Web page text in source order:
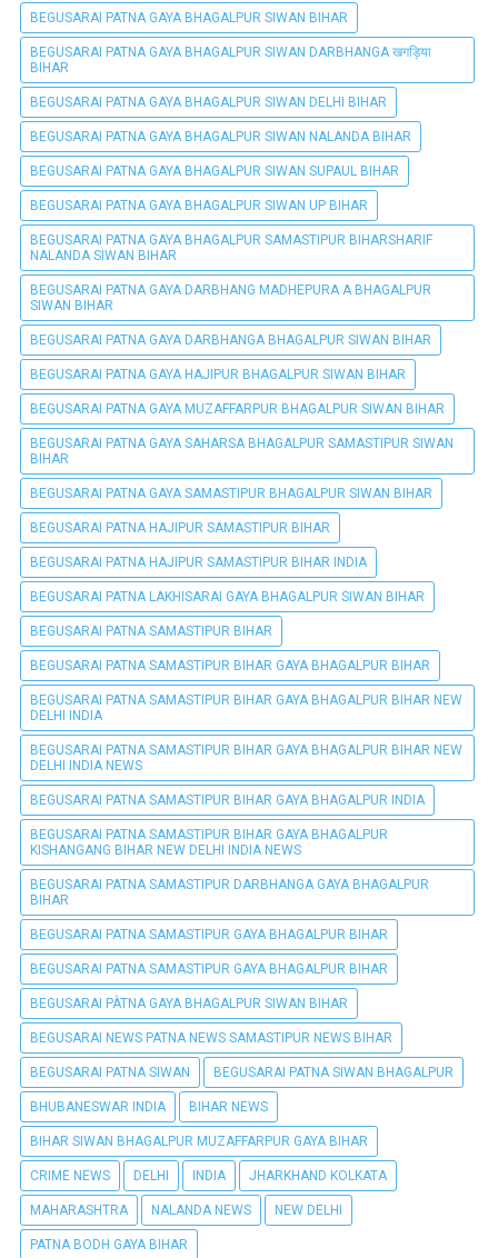
BEGUSARAI PATNA GAYA BHAGALPUR SIWAN BIHAR
BEGUSARAI PATNA GAYA BHAGALPUR SIWAN DARBHANGA खगड़िया
BIHAR
BEGUSARAI PATNA GAYA BHAGALPUR SIWAN DELHI BIHAR
BEGUSARAI PATNA GAYA BHAGALPUR SIWAN NALANDA BIHAR
BEGUSARAI PATNA GAYA BHAGALPUR SIWAN SUPAUL BIHAR
BEGUSARAI PATNA GAYA BHAGALPUR SIWAN UP BIHAR
BEGUSARAI PATNA GAYA BHAGALPUR SAMASTIPUR BIHARSHARIF
NALANDA SIWAN BIHAR
BEGUSARAI PATNA GAYA DARBHANG MADHEPURA A BHAGALPUR
SIWAN BIHAR
BEGUSARAI PATNA GAYA DARBHANGA BHAGALPUR SIWAN BIHAR
BEGUSARAI PATNA GAYA HAJIPUR BHAGALPUR SIWAN BIHAR
BEGUSARAI PATNA GAYA MUZAFFARPUR BHAGALPUR SIWAN BIHAR
BEGUSARAI PATNA GAYA SAHARSA BHAGALPUR SAMASTIPUR SIWAN
BIHAR
BEGUSARAI PATNA GAYA SAMASTIPUR BHAGALPUR SIWAN BIHAR
BEGUSARAI PATNA HAJIPUR SAMASTIPUR BIHAR
BEGUSARAI PATNA HAJIPUR SAMASTIPUR BIHAR INDIA
BEGUSARAI PATNA LAKHISARAI GAYA BHAGALPUR SIWAN BIHAR
BEGUSARAI PATNA SAMASTIPUR BIHAR
BEGUSARAI PATNA SAMASTIPUR BIHAR GAYA BHAGALPUR BIHAR
BEGUSARAI PATNA SAMASTIPUR BIHAR GAYA BHAGALPUR BIHAR NEW
DELHI INDIA
BEGUSARAI PATNA SAMASTIPUR BIHAR GAYA BHAGALPUR BIHAR NEW
DELHI INDIA NEWS
BEGUSARAI PATNA SAMASTIPUR BIHAR GAYA BHAGALPUR INDIA
BEGUSARAI PATNA SAMASTIPUR BIHAR GAYA BHAGALPUR
KISHANGANG BIHAR NEW DELHI INDIA NEWS
BEGUSARAI PATNA SAMASTIPUR DARBHANGA GAYA BHAGALPUR
BIHAR
BEGUSARAI PATNA SAMASTIPUR GAYA BHAGALPUR BIHAR
BEGUSARAI PATNA SAMASTIPUR GAYA BHAGALPUR BIHAR
BEGUSARAI PÀTNA GAYA BHAGALPUR SIWAN BIHAR
BEGUSARAI NEWS PATNA NEWS SAMASTIPUR NEWS BIHAR
BEGUSARAI PATNA SIWAN BEGUSARAI PATNA SIWAN BHAGALPUR
BHUBANESWAR INDIA BIHAR NEWS
BIHAR SIWAN BHAGALPUR MUZAFFARPUR GAYA BIHAR
CRIME NEWS DELHI INDIA JHARKHAND KOLKATA
MAHARASHTRA NALANDA NEWS NEW DELHI
PATNA BODH GAYA BIHAR